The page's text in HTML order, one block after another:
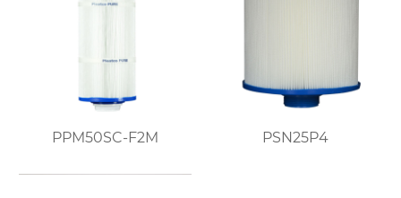
PPM50SC-F2M PSN25P4